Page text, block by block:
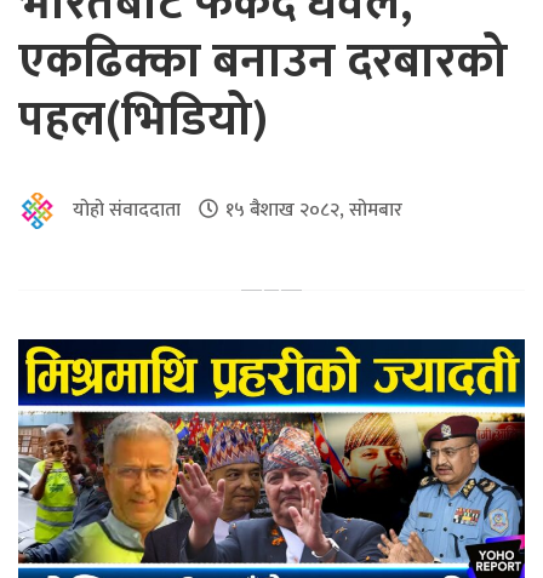
एकढिक्का बनाउन दरबारको
पहल(भिडियो)
योहो संवाददाता १५ बैशाख २०८२, सोमबार